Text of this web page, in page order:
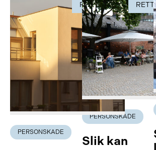
RETTSSAK
PERSONSKADE
PERSONSKADE
Slik kan